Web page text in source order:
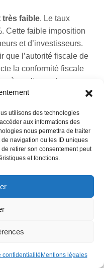
utilisons des technologies
aux informations des
nous permettra de traiter
navigation ou les ID uniques
retirer son consentement peut
et fonctions.
confidentialité Mentions légales
très faible. Le taux
Cette faible imposition
et d’investisseurs.
que l’autorité fiscale de
la conformité fiscale
à appliquer des
les entreprises non
/ CRS
la
(Foreign Account Tax
la banque va exiger
de la société, ainsi
de l’entreprise. En
très stricts. Les
d’origine.